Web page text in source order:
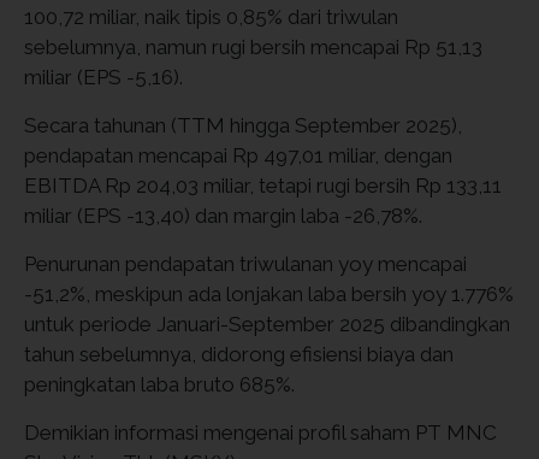
100,72 miliar, naik tipis 0,85% dari triwulan
sebelumnya, namun rugi bersih mencapai Rp 51,13
miliar (EPS -5,16).
Secara tahunan (TTM hingga September 2025),
pendapatan mencapai Rp 497,01 miliar, dengan
EBITDA Rp 204,03 miliar, tetapi rugi bersih Rp 133,11
miliar (EPS -13,40) dan margin laba -26,78%.
Penurunan pendapatan triwulanan yoy mencapai
-51,2%, meskipun ada lonjakan laba bersih yoy 1.776%
untuk periode Januari-September 2025 dibandingkan
tahun sebelumnya, didorong efisiensi biaya dan
peningkatan laba bruto 685%.
Demikian informasi mengenai profil saham PT MNC